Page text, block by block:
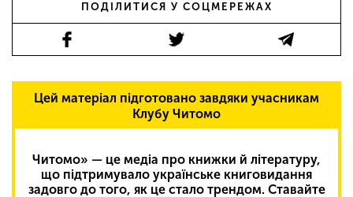
ПОДІЛИТИСЯ У СОЦМЕРЕЖАХ
Цей матеріал підготовано завдяки учасникам
Клубу Читомо
Читомо» — це медіа про книжки й літературу,
що підтримувало українське книговидання
задовго до того, як це стало трендом. Ставайте